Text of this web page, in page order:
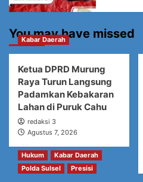
You may have missed
Kabar Daerah
Ketua DPRD Murung
Raya Turun Langsung
Padamkan Kebakaran
Lahan di Puruk Cahu
redaksi 3
Agustus 7, 2026
Hukum
Kabar Daerah
Polda Sulsel
Presisi